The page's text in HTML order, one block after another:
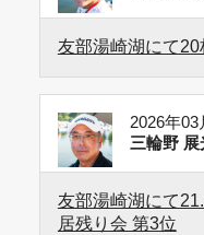
友部湯崎湖にて20
2026年03
三輪野
友部湯崎湖にて
居残り会 第3位